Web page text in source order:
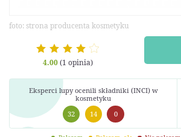
foto: strona producenta kosmetyku
4.00(1 opinia)
Eksperci lupy ocenili składniki (INCI) w
kosmetyku
32
14 0